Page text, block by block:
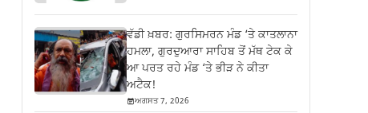
ਵੱਡੀ ਖ਼ਬਰ: ਗੁਰਸਿਮਰਨ ਮੰਡ ‘ਤੇ ਕਾਤਲਾਨਾ
ਹਮਲਾ, ਗੁਰਦੁਆਰਾ ਸਾਹਿਬ ਤੋਂ ਮੱਥ ਟੇਕ ਕੇ
ਆ ਪਰਤ ਰਹੇ ਮੰਡ ‘ਤੇ ਭੀੜ ਨੇ ਕੀਤਾ
ਅਟੈਕ!
ਅਗਸਤ 7, 2026